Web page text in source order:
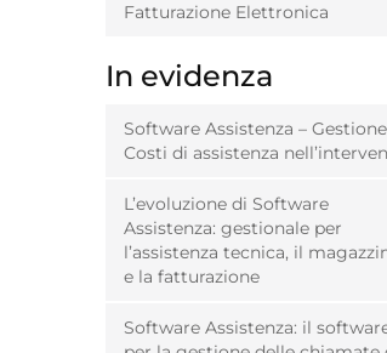
Fatturazione Elettronica
In evidenza
Software Assistenza – Gestione
Costi di assistenza
L’evoluzione di Software
Assistenza: gestionale per
l’assistenza tecnica, il
e la fatturazione
Software Assistenza: il